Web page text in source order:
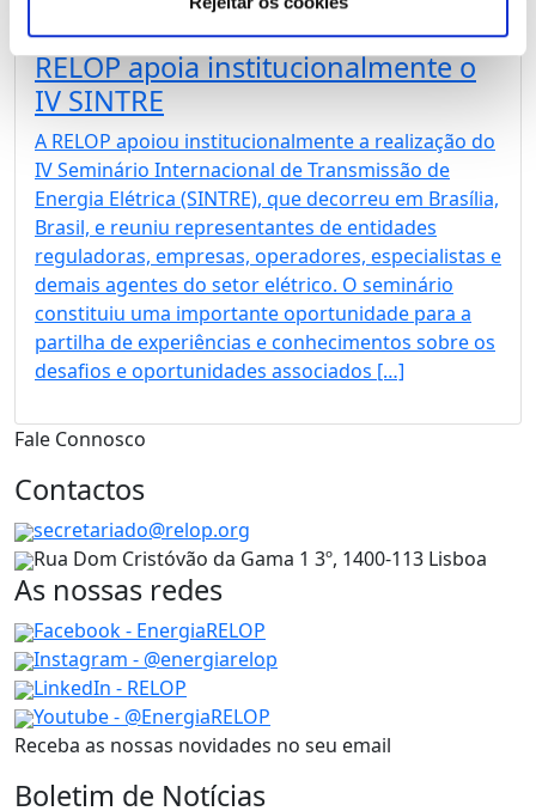
25 Jun 2026
RELOP apoia institucionalmente o
IV SINTRE
A RELOP apoiou institucionalmente a realização do
IV Seminário Internacional de Transmissão de
Energia Elétrica (SINTRE), que decorreu em Brasília,
Brasil, e reuniu representantes de entidades
reguladoras, empresas, operadores, especialistas e
demais agentes do setor elétrico. O seminário
constituiu uma importante oportunidade para a
partilha de experiências e conhecimentos sobre os
desafios e oportunidades associados […]
Fale Connosco
Contactos
secretariado@relop.org
Rua Dom Cristóvão da Gama 1 3º, 1400-113 Lisboa
Receba as nossas novidades no seu email
Boletim de Notícias
As nossas redes
Facebook - EnergiaRELOP
Instagram - @energiarelop
LinkedIn - RELOP
Youtube - @EnergiaRELOP